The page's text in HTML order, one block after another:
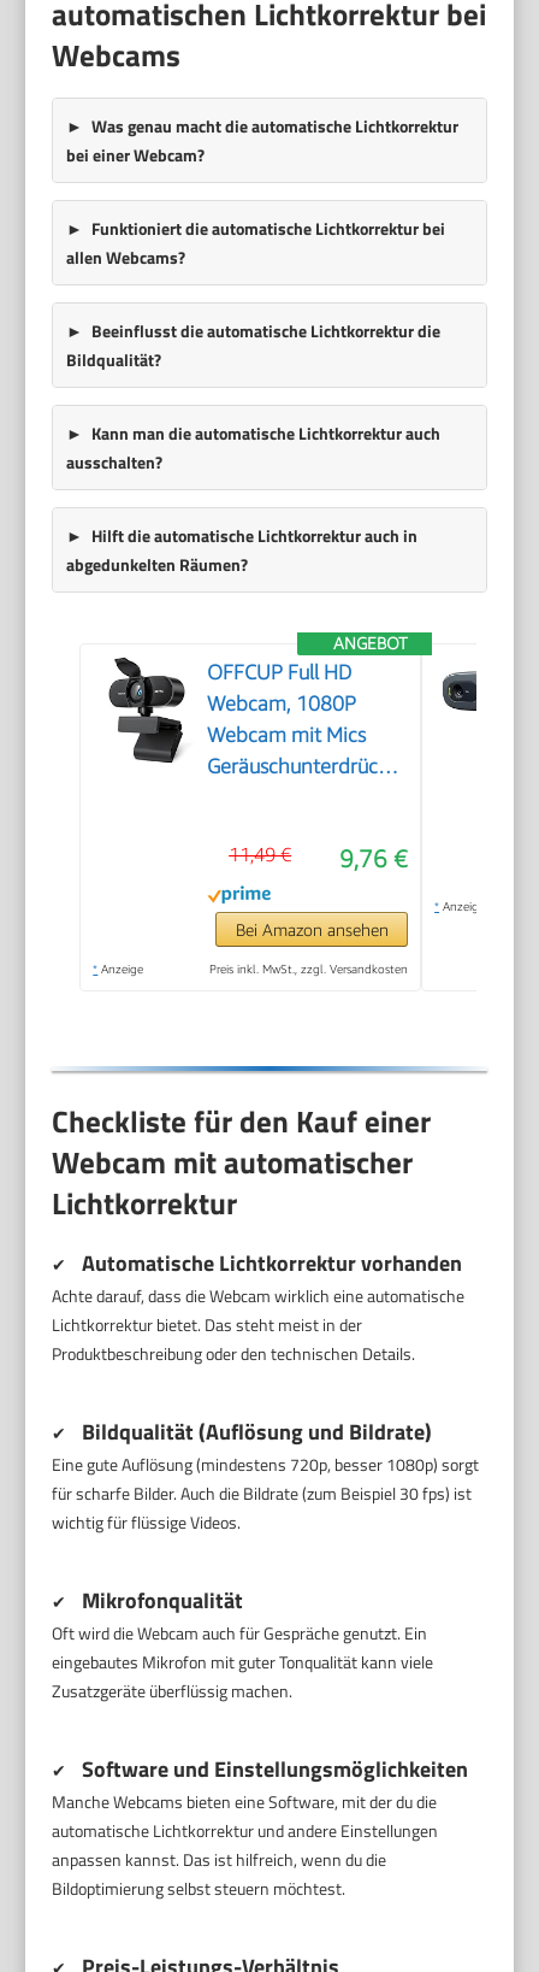
automatischen Lichtkorrektur bei
Webcams
Was genau macht die automatische Lichtkorrektur
bei einer Webcam?
Funktioniert die automatische Lichtkorrektur bei
allen Webcams?
Beeinflusst die automatische Lichtkorrektur die
Bildqualität?
Kann man die automatische Lichtkorrektur auch
ausschalten?
Hilft die automatische Lichtkorrektur auch in
abgedunkelten Räumen?
ANGEBOT
OFFCUP Full HD
Webcam, 1080P
Webcam mit Mics
Geräuschunterdrückung,
Kamera für PC Laptop
für Live-Streaming
Videoanruf Konferenz
Online-Unterricht
9,76 €
11,49 €
Bei Amazon ansehen
* Anzeige Preis inkl. MwSt., zzgl. Versandkosten
* Anzeige
Checkliste für den Kauf einer
Webcam mit automatischer
Lichtkorrektur
✔ Automatische Lichtkorrektur vorhanden
Achte darauf, dass die Webcam wirklich eine automatische
Lichtkorrektur bietet. Das steht meist in der
Produktbeschreibung oder den technischen Details.
✔ Bildqualität (Auflösung und Bildrate)
Eine gute Auflösung (mindestens 720p, besser 1080p) sorgt
für scharfe Bilder. Auch die Bildrate (zum Beispiel 30 fps) ist
wichtig für flüssige Videos.
✔ Mikrofonqualität
Oft wird die Webcam auch für Gespräche genutzt. Ein
eingebautes Mikrofon mit guter Tonqualität kann viele
Zusatzgeräte überflüssig machen.
✔ Software und Einstellungsmöglichkeiten
Manche Webcams bieten eine Software, mit der du die
automatische Lichtkorrektur und andere Einstellungen
anpassen kannst. Das ist hilfreich, wenn du die
Bildoptimierung selbst steuern möchtest.